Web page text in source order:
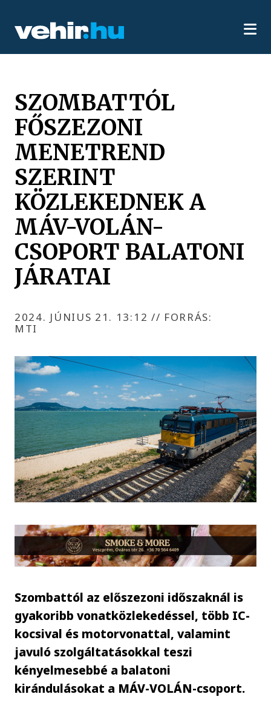
SZOMBATTÓL
FŐSZEZONI
MENETREND
SZERINT
KÖZLEKEDNEK A
MÁV-VOLÁN-
CSOPORT BALATONI
JÁRATAI
2024. JÚNIUS 21. 13:12 // FORRÁS:
MTI
Szombattól az előszezoni időszaknál is
gyakoribb vonatközlekedéssel, több IC-
kocsival és motorvonattal, valamint
javuló szolgáltatásokkal teszi
kényelmesebbé a balatoni
kirándulásokat a MÁV-VOLÁN-csoport.